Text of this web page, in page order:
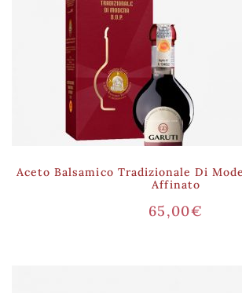
Aceto Balsamico Tradizionale Di
Affinato
65,00€